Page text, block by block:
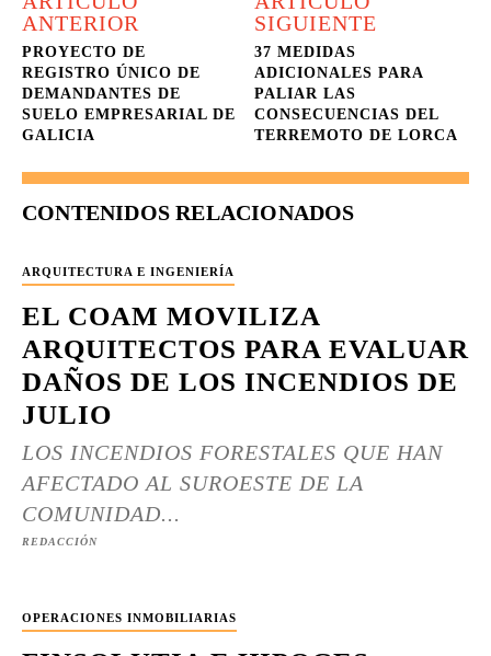
ANTERIOR
PROYECTO DE
REGISTRO ÚNICO DE
DEMANDANTES DE
SUELO EMPRESARIAL DE
GALICIA
SIGUIENTE
37 MEDIDAS
ADICIONALES PARA
PALIAR LAS
CONSECUENCIAS DEL
TERREMOTO DE LORCA
CONTENIDOS RELACIONADOS
ARQUITECTURA E INGENIERÍA
EL COAM MOVILIZA
ARQUITECTOS PARA EVALUAR
DAÑOS DE LOS INCENDIOS DE
JULIO
LOS INCENDIOS FORESTALES QUE HAN
AFECTADO AL SUROESTE DE LA
COMUNIDAD...
REDACCIÓN
OPERACIONES INMOBILIARIAS